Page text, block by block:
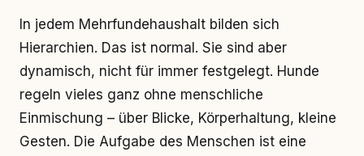
In jedem Mehrfundehaushalt bilden sich
Hierarchien. Das ist normal. Sie sind aber
dynamisch, nicht für immer festgelegt. Hunde
regeln vieles ganz ohne menschliche
Einmischung – über Blicke, Körperhaltung, kleine
Gesten. Die Aufgabe des Menschen ist eine